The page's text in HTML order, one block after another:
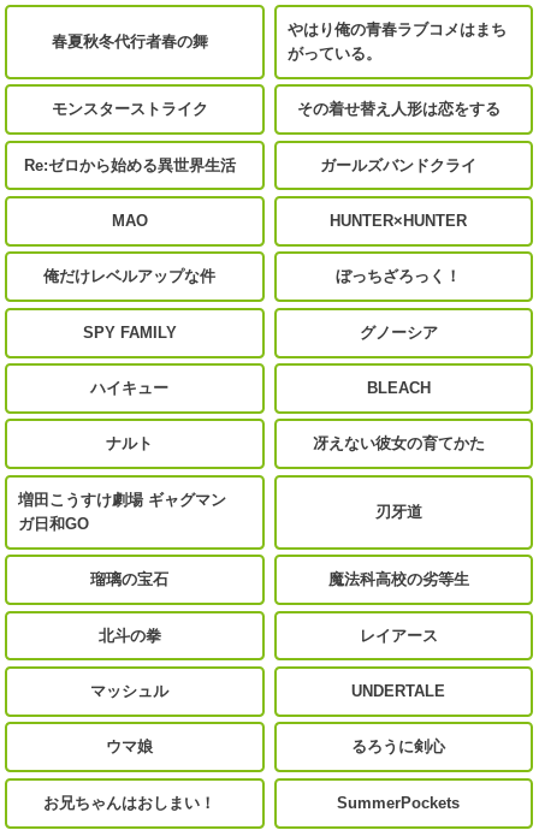
春夏秋冬代行者春の舞
やはり俺の青春ラブコメはまち
がっている。
モンスターストライク その着せ替え人形は恋をする
Re:ゼロから始める異世界生活 ガールズバンドクライ
MAO HUNTER×HUNTER
俺だけレベルアップな件 ぼっちざろっく！
SPY FAMILY グノーシア
ハイキュー BLEACH
ナルト 冴えない彼女の育てかた
増田こうすけ劇場 ギャグマン
ガ日和GO
刃牙道
瑠璃の宝石 魔法科高校の劣等生
北斗の拳 レイアース
マッシュル UNDERTALE
ウマ娘 るろうに剣心
お兄ちゃんはおしまい！ SummerPockets